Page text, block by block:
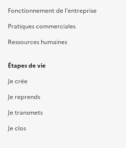
Fonctionnement de l'entreprise
Pratiques commerciales
Ressources humaines
Étapes de vie
Je crée
Je reprends
Je transmets
Je clos